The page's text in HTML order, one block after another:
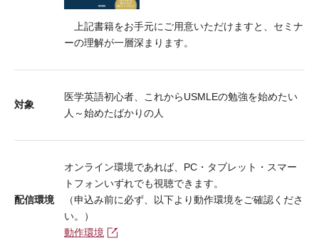
上記書籍をお手元にご用意いただけますと、セミナ
ーの理解が一層深まります。
対象
医学英語初心者、これからUSMLEの勉強を始めたい
人～始めたばかりの人
配信環境
オンライン環境であれば、PC・タブレット・スマー
トフォンいずれでも視聴できます。
（申込み前に必ず、以下より動作環境をご確認くださ
い。）
動作環境